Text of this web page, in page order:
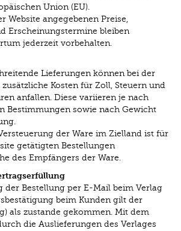
Union (EU).
Website angegebenen Preise,
Erscheinungstermine bleiben
jederzeit vorbehalten.
Lieferungen können bei der
Kosten für Zoll, Steuern und
anfallen. Diese variieren je nach
Bestimmungen sowie nach Gewicht
der Ware im Zielland ist für
getätigten Bestellungen
des Empfängers der Ware.
der Bestellung per E-Mail beim Verlag
beim Kunden gilt der
als zustande gekommen. Mit dem
die Auslieferungen des Verlages